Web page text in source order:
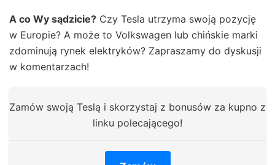
A co Wy sądzicie? Czy Tesla utrzyma swoją pozycję
w Europie? A może to Volkswagen lub chińskie marki
zdominują rynek elektryków? Zapraszamy do dyskusji
w komentarzach!
Zamów swoją Teslą i skorzystaj z bonusów za kupno z
linku polecającego!